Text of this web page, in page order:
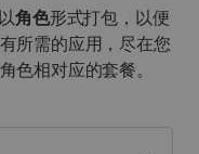
角色形式打包，以便
所需的应用，尽在您
色相对应的套餐。